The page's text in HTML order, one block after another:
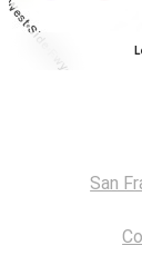
San